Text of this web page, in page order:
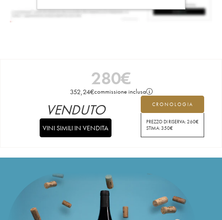
280€
352,24€commissione inclusa
CRONOLOGIA
PREZZO DI RISERVA:260€
STIMA:350€
VENDUTO
VINI SIMILI IN VENDITA